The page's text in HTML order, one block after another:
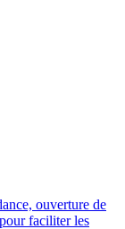
ouverture de
faciliter les